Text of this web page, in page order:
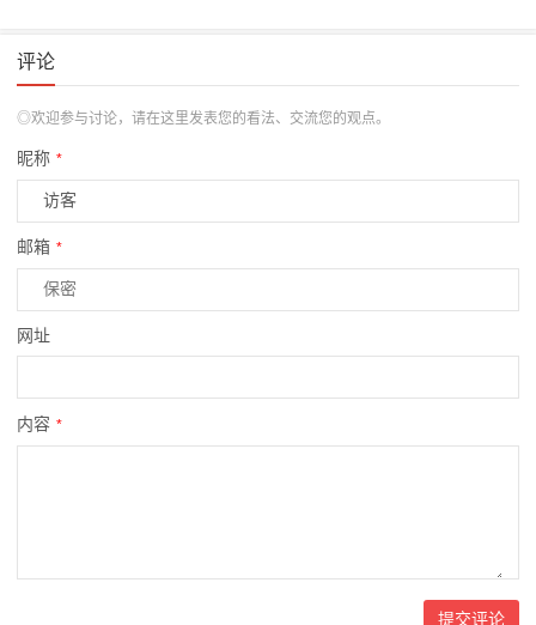
评论
◎欢迎参与讨论，请在这里发表您的看法、交流您的观点。
昵称 *
邮箱 *
网址
内容 *